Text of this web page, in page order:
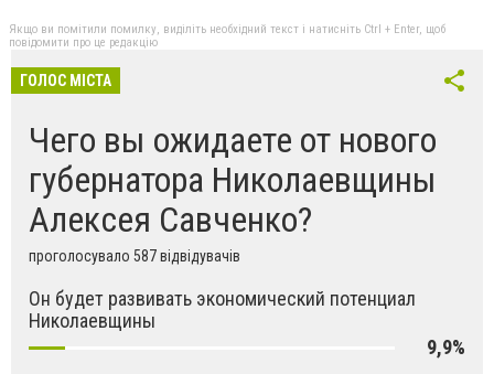
Якщо ви помітили помилку, виділіть необхідний текст і натисніть Ctrl + Enter, щоб
повідомити про це редакцію
ГОЛОС МІСТА
Чего вы ожидаете от нового
губернатора Николаевщины
Алексея Савченко?
проголосувало 587 відвідувачів
Он будет развивать экономический потенциал
Николаевщины
9,9%